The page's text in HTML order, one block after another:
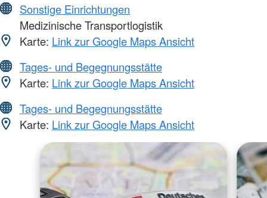
Sonstige Einrichtungen
Medizinische Transportlogistik
Karte: Link zur Google Maps Ansicht
Tages- und Begegnungsstätte
Karte: Link zur Google Maps Ansicht
Tages- und Begegnungsstätte
Karte: Link zur Google Maps Ansicht